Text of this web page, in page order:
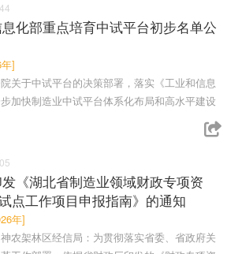
化部重点培育中试平台初步名单公
]
关于中试平台的决策部署，落实《工业和信息
加快制造业中试平台体系化布局和高水平建设
《湖北省制造业领域财政专项资
点工作项目申报指南》的通知
年]
农架林区经信局：为贯彻落实省委、省政府关